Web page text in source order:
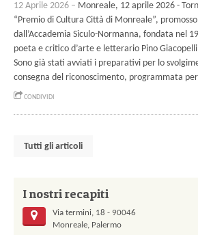
12 Aprile 2026 – Monreale, 12 aprile 2026 -
“Premio di Cultura Città di Monreale”,
dall’Accademia Siculo-Normanna, fondata nel
poeta e critico d’arte e letterario Pino
Sono già stati avviati i preparativi per lo
consegna del riconoscimento, programmata
CONDIVIDI
Tutti gli articoli
I nostri recapiti
Via termini, 18 - 90046
Monreale, Palermo